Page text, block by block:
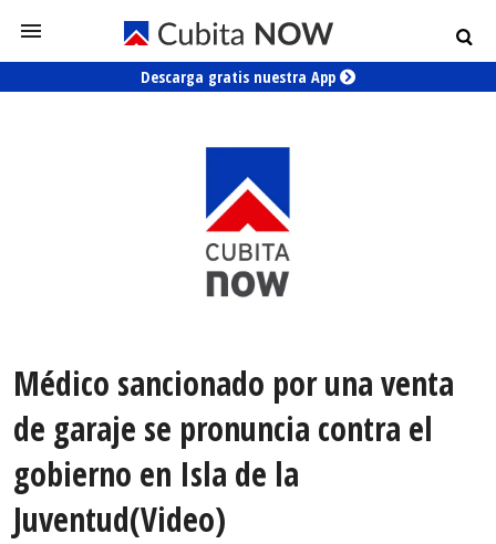
Descarga gratis nuestra App
Médico sancionado por una venta
de garaje se pronuncia contra el
gobierno en Isla de la
Juventud(Video)